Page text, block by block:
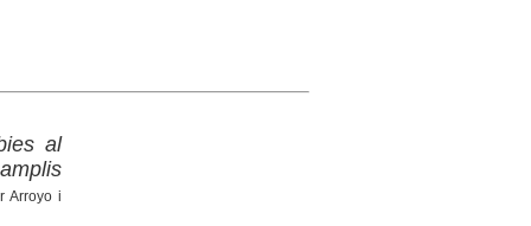
al
Arroyo i